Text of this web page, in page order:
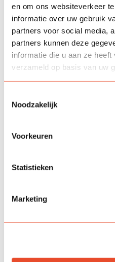
en om ons websiteverkeer
informatie over uw gebruik
partners voor social media,
partners kunnen deze
informatie die u aan ze
verzameld op basis van uw
Noodzakelijk
Voorkeuren
Statistieken
Marketing
Voornaam*
Achternaam *
E-mailadres